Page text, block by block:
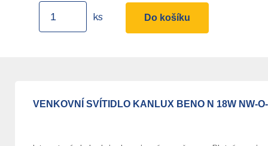
ks Do košíku
VENKOVNÍ SVÍTIDLO KANLUX BENO N 18W NW-